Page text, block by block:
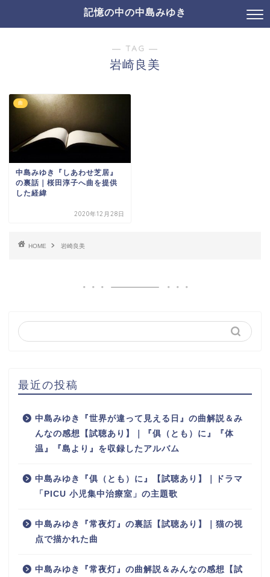
記憶の中の中島みゆき
― TAG ―
岩崎良美
曲
中島みゆき『しあわせ芝居』
の裏話｜桜田淳子へ曲を提供
した経緯
2020年12月28日
HOME 岩崎良美
最近の投稿
中島みゆき『世界が違って見える日』の曲解説＆み
んなの感想【試聴あり】｜『俱（とも）に』『体
温』『島より』を収録したアルバム
中島みゆき『俱（とも）に』【試聴あり】｜ドラマ
「PICU 小児集中治療室」の主題歌
中島みゆき『常夜灯』の裏話【試聴あり】｜猫の視
点で描かれた曲
中島みゆき『常夜灯』の曲解説＆みんなの感想【試